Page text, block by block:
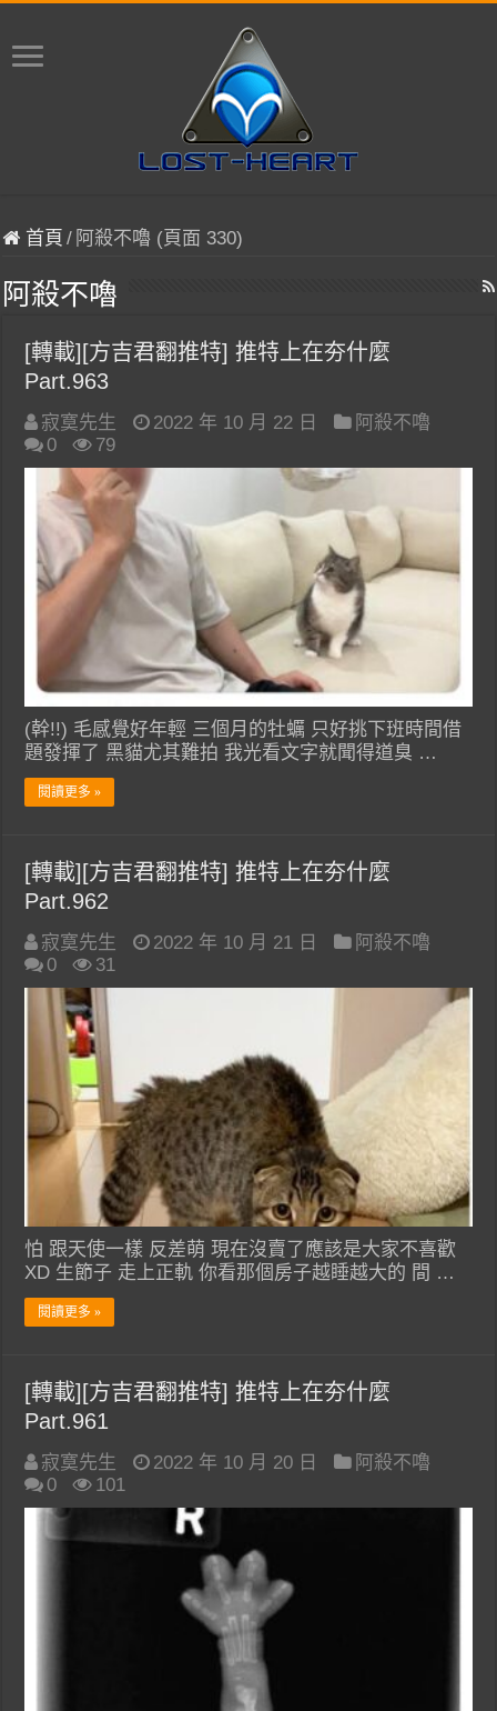
首頁 / 阿殺不嚕 (頁面 330)
阿殺不嚕
[轉載][方吉君翻推特] 推特上在夯什麼
Part.963
寂寞先生 2022 年 10 月 22 日
阿殺不嚕
0
79
(幹!!) 毛感覺好年輕 三個月的牡蠣 只好挑下班時間借
題發揮了 黑貓尤其難拍 我光看文字就聞得道臭 …
閱讀更多 »
[轉載][方吉君翻推特] 推特上在夯什麼
Part.962
寂寞先生 2022 年 10 月 21 日
阿殺不嚕
0
31
怕 跟天使一樣 反差萌 現在沒賣了應該是大家不喜歡
XD 生節子 走上正軌 你看那個房子越睡越大的 間 …
閱讀更多 »
[轉載][方吉君翻推特] 推特上在夯什麼
Part.961
寂寞先生 2022 年 10 月 20 日
阿殺不嚕
0
101